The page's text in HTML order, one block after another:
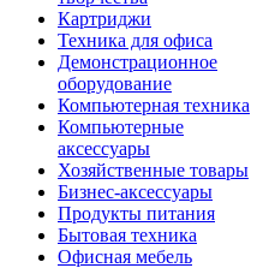
Картриджи
Техника для офиса
Демонстрационное
оборудование
Компьютерная техника
Компьютерные
аксессуары
Хозяйственные товары
Бизнес-аксессуары
Продукты питания
Бытовая техника
Офисная мебель